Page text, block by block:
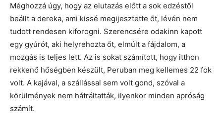
Méghozzá úgy, hogy az elutazás előtt a sok edzéstől
beállt a dereka, ami kissé megijesztette őt, lévén nem
tudott rendesen kiforogni. Szerencsére odakinn kapott
egy gyúrót, aki helyrehozta őt, elmúlt a fájdalom, a
mozgás is teljes lett. Az is sokat számított, hogy itthon
rekkenő hőségben készült, Peruban meg kellemes 22 fok
volt. A kajával, a szállással sem volt gond, szóval a
körülmények nem hátráltatták, ilyenkor minden apróság
számít.